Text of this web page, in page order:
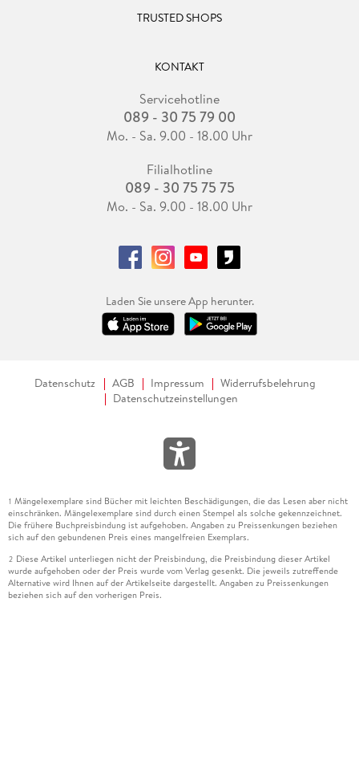
TRUSTED SHOPS
KONTAKT
Servicehotline
089 - 30 75 79 00
Mo. - Sa. 9.00 - 18.00 Uhr
Filialhotline
089 - 30 75 75 75
Mo. - Sa. 9.00 - 18.00 Uhr
Laden Sie unsere App herunter.
Datenschutz AGB Impressum
Widerrufsbelehrung
Datenschutzeinstellungen
1 Mängelexemplare sind Bücher mit leichten Beschädigungen, die das Lesen aber nicht
einschränken. Mängelexemplare sind durch einen Stempel als solche gekennzeichnet.
Die frühere Buchpreisbindung ist aufgehoben. Angaben zu Preissenkungen beziehen
sich auf den gebundenen Preis eines mangelfreien Exemplars.
2 Diese Artikel unterliegen nicht der Preisbindung, die Preisbindung dieser Artikel
wurde aufgehoben oder der Preis wurde vom Verlag gesenkt. Die jeweils zutreffende
Alternative wird Ihnen auf der Artikelseite dargestellt. Angaben zu Preissenkungen
beziehen sich auf den vorherigen Preis.